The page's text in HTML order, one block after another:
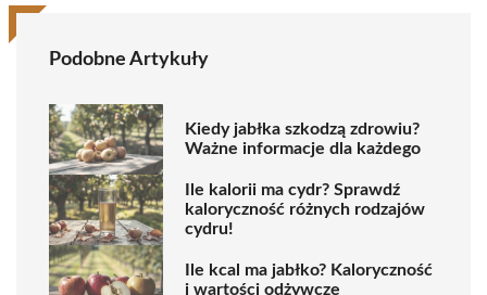
Podobne Artykuły
Kiedy jabłka szkodzą zdrowiu?
Ważne informacje dla każdego
Ile kalorii ma cydr? Sprawdź
kaloryczność różnych rodzajów
cydru!
Ile kcal ma jabłko? Kaloryczność
i wartości odżywcze